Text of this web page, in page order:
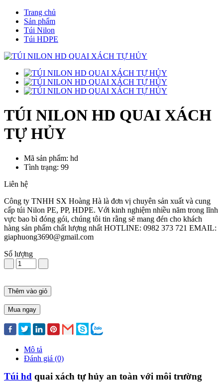
Trang chủ
Sản phẩm
Túi Nilon
Túi HDPE
TÚI NILON HD QUAI XÁCH
TỰ HỦY
Mã sản phẩm: hd
Tình trạng: 99
Liên hệ
Công ty TNHH SX Hoàng Hà là đơn vị chuyên sản xuất và cung
cấp túi Nilon PE, PP, HDPE. Với kinh nghiệm nhiều năm trong lĩnh
vực bao bì đóng gói, chúng tôi tin rằng sẽ mang đén cho khách
hàng sản phẩm chất lượng nhất HOTLINE: 0982 373 721 EMAIL:
giaphuong3690@gmail.com
Số lượng
Thêm vào giỏ
Mua ngay
Mô tả
Đánh giá (0)
Túi hd quai xách tự hủy an toàn với môi trường